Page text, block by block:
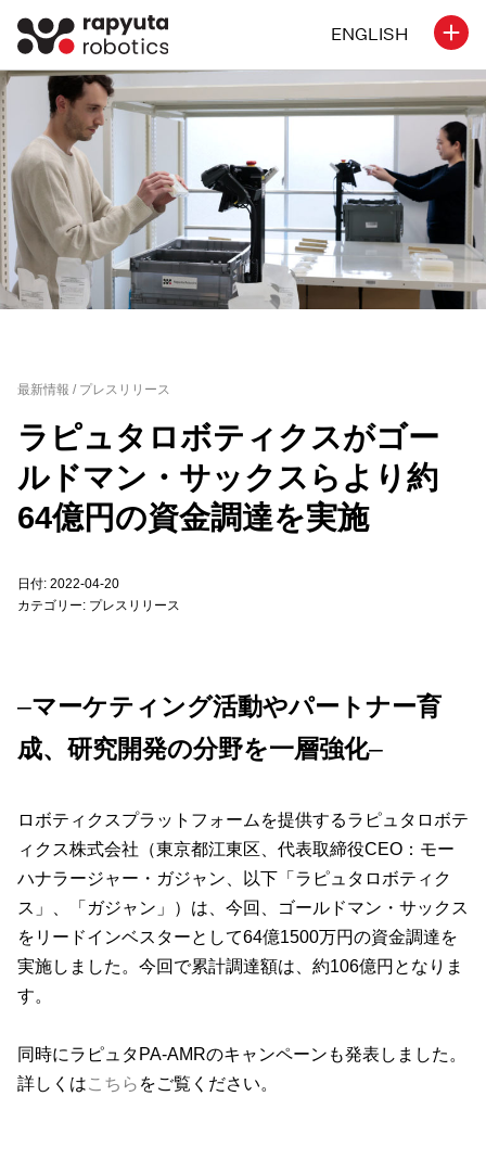
ENGLISH
最新情報 / プレスリリース
ラピュタロボティクスがゴー
ルドマン・サックスらより約
64億円の資金調達を実施
日付: 2022-04-20
カテゴリー: プレスリリース
–マーケティング活動やパートナー育
成、研究開発の分野を一層強化–
ロボティクスプラットフォームを提供するラピュタロボテ
ィクス株式会社（東京都江東区、代表取締役CEO：モー
ハナラージャー・ガジャン、以下「ラピュタロボティク
ス」、「ガジャン」）は、今回、ゴールドマン・サックス
をリードインベスターとして64億1500万円の資金調達を
実施しました。今回で累計調達額は 、約106億円となりま
す。
同時にラピュタPA-AMRのキャンペーン も発表しました。
詳しくはこちら をご覧ください。